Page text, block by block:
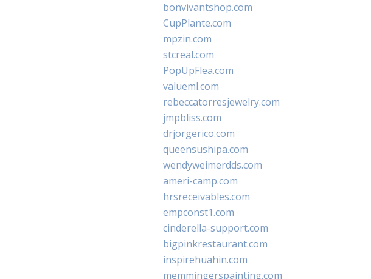
bonvivantshop.com
CupPlante.com
mpzin.com
stcreal.com
PopUpFlea.com
valueml.com
rebeccatorresjewelry.com
jmpbliss.com
drjorgerico.com
queensushipa.com
wendyweimerdds.com
ameri-camp.com
hrsreceivables.com
empconst1.com
cinderella-support.com
bigpinkrestaurant.com
inspirehuahin.com
memmingerspainting.com